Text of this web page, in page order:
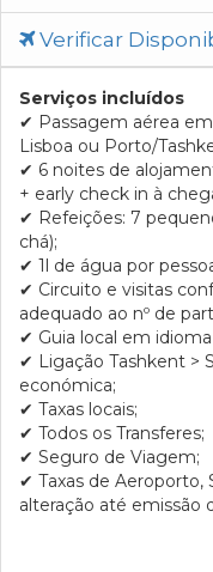
Verificar
Serviços incluídos
✔ Passagem aérea
Lisboa ou Porto/
✔ 6 noites de
+ early check in à
✔ Refeições: 7
chá);
✔ 1l de água por
✔ Circuito e visitas
adequado ao nº de
✔ Guia local em
✔ Ligação Tashkent >
económica;
✔ Taxas locais;
✔ Todos os Transferes;
✔ Seguro de Viagem;
✔ Taxas de Aeroporto,
alteração até emissão